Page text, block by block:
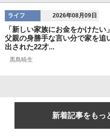
ライフ 2026年08月09日
「新しい家族にお金をかけたい」
父親の身勝手な言い分で家を追
出された22才...
黒島暁生
新着記事をもっ